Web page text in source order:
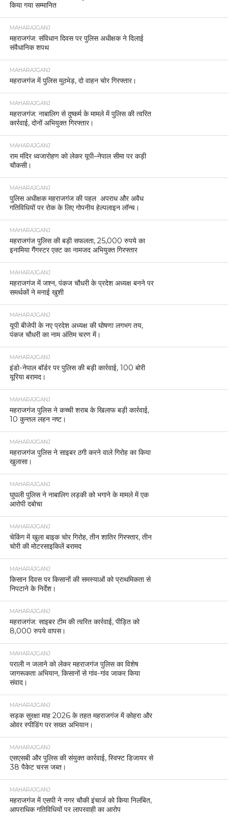
किया गया सम्मानित
MAHARAJGANJ
महराजगंज: संविधान दिवस पर पुलिस अधीक्षक ने दिलाई
संवैधानिक शपथ
MAHARAJGANJ
महराजगंज में पुलिस मुठभेड़, दो वाहन चोर गिरफ्तार।
MAHARAJGANJ
महराजगंज: नाबालिग से दुष्कर्म के मामले में पुलिस की त्वरित
कार्रवाई, दोनों अभियुक्त गिरफ्तार।
MAHARAJGANJ
राम मंदिर ध्वजारोहण को लेकर यूपी–नेपाल सीमा पर कड़ी
चौकसी।
MAHARAJGANJ
पुलिस अधीक्षक महराजगंज की पहल अपराध और अवैध
गतिविधियों पर रोक के लिए गोपनीय हेल्पलाइन लॉन्च।
MAHARAJGANJ
महराजगंज पुलिस की बड़ी सफलता, 25,000 रुपये का
इनामिया गैंगस्टर एक्ट का नामजद अभियुक्त गिरफ्तार
MAHARAJGANJ
महराजगंज में जश्न, पंकज चौधरी के प्रदेश अध्यक्ष बनने पर
समर्थकों ने मनाई खुशी
MAHARAJGANJ
यूपी बीजेपी के नए प्रदेश अध्यक्ष की घोषणा लगभग तय,
पंकज चौधरी का नाम अंतिम चरण में।
MAHARAJGANJ
इंडो-नेपाल बॉर्डर पर पुलिस की बड़ी कार्रवाई, 100 बोरी
यूरिया बरामद।
MAHARAJGANJ
महराजगंज पुलिस ने कच्ची शराब के खिलाफ बड़ी कार्रवाई,
10 कुन्तल लहन नष्ट।
MAHARAJGANJ
महराजगंज पुलिस ने साइबर ठगी करने वाले गिरोह का किया
खुलासा।
MAHARAJGANJ
घुघली पुलिस ने नाबालिग लड़की को भगाने के मामले में एक
आरोपी दबोचा
MAHARAJGANJ
चेकिंग में खुला बाइक चोर गिरोह, तीन शातिर गिरफ्तार, तीन
चोरी की मोटरसाइकिलें बरामद
MAHARAJGANJ
किसान दिवस पर किसानों की समस्याओं को प्राथमिकता से
निपटाने के निर्देश।
MAHARAJGANJ
महराजगंज: साइबर टीम की त्वरित कार्रवाई, पीड़ित को
8,000 रुपये वापस।
MAHARAJGANJ
पराली न जलाने को लेकर महराजगंज पुलिस का विशेष
जागरूकता अभियान, किसानों से गांव-गांव जाकर किया
संवाद।
MAHARAJGANJ
सड़क सुरक्षा माह 2026 के तहत महराजगंज में कोहरा और
ओवर स्पीडिंग पर सख्त अभियान।
MAHARAJGANJ
एसएसबी और पुलिस की संयुक्त कार्रवाई, स्विफ्ट डिजायर से
38 पैकेट चरस जब्त।
MAHARAJGANJ
महराजगंज में एसपी ने नगर चौकी इंचार्ज को किया निलंबित,
आपराधिक गतिविधियों पर लापरवाही का आरोप